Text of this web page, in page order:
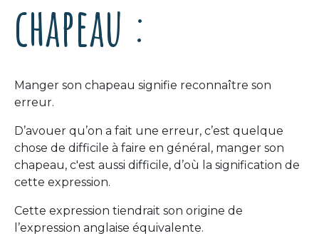
chapeau :
Manger son chapeau signifie reconnaître son
erreur.
D’avouer qu’on a fait une erreur, c’est quelque
chose de difficile à faire en général, manger son
chapeau, c'est aussi difficile, d’où la signification de
cette expression.
Cette expression tiendrait son origine de
l’expression anglaise équivalente.